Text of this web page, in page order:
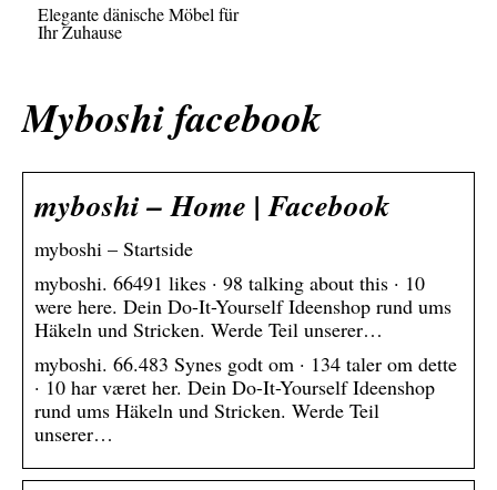
Elegante dänische Möbel für
Ihr Zuhause
Myboshi facebook
myboshi – Home | Facebook
myboshi – Startside
myboshi. 66491 likes · 98 talking about this · 10
were here. Dein Do-It-Yourself Ideenshop rund ums
Häkeln und Stricken. Werde Teil unserer…
myboshi. 66.483 Synes godt om · 134 taler om dette
· 10 har været her. Dein Do-It-Yourself Ideenshop
rund ums Häkeln und Stricken. Werde Teil
unserer…